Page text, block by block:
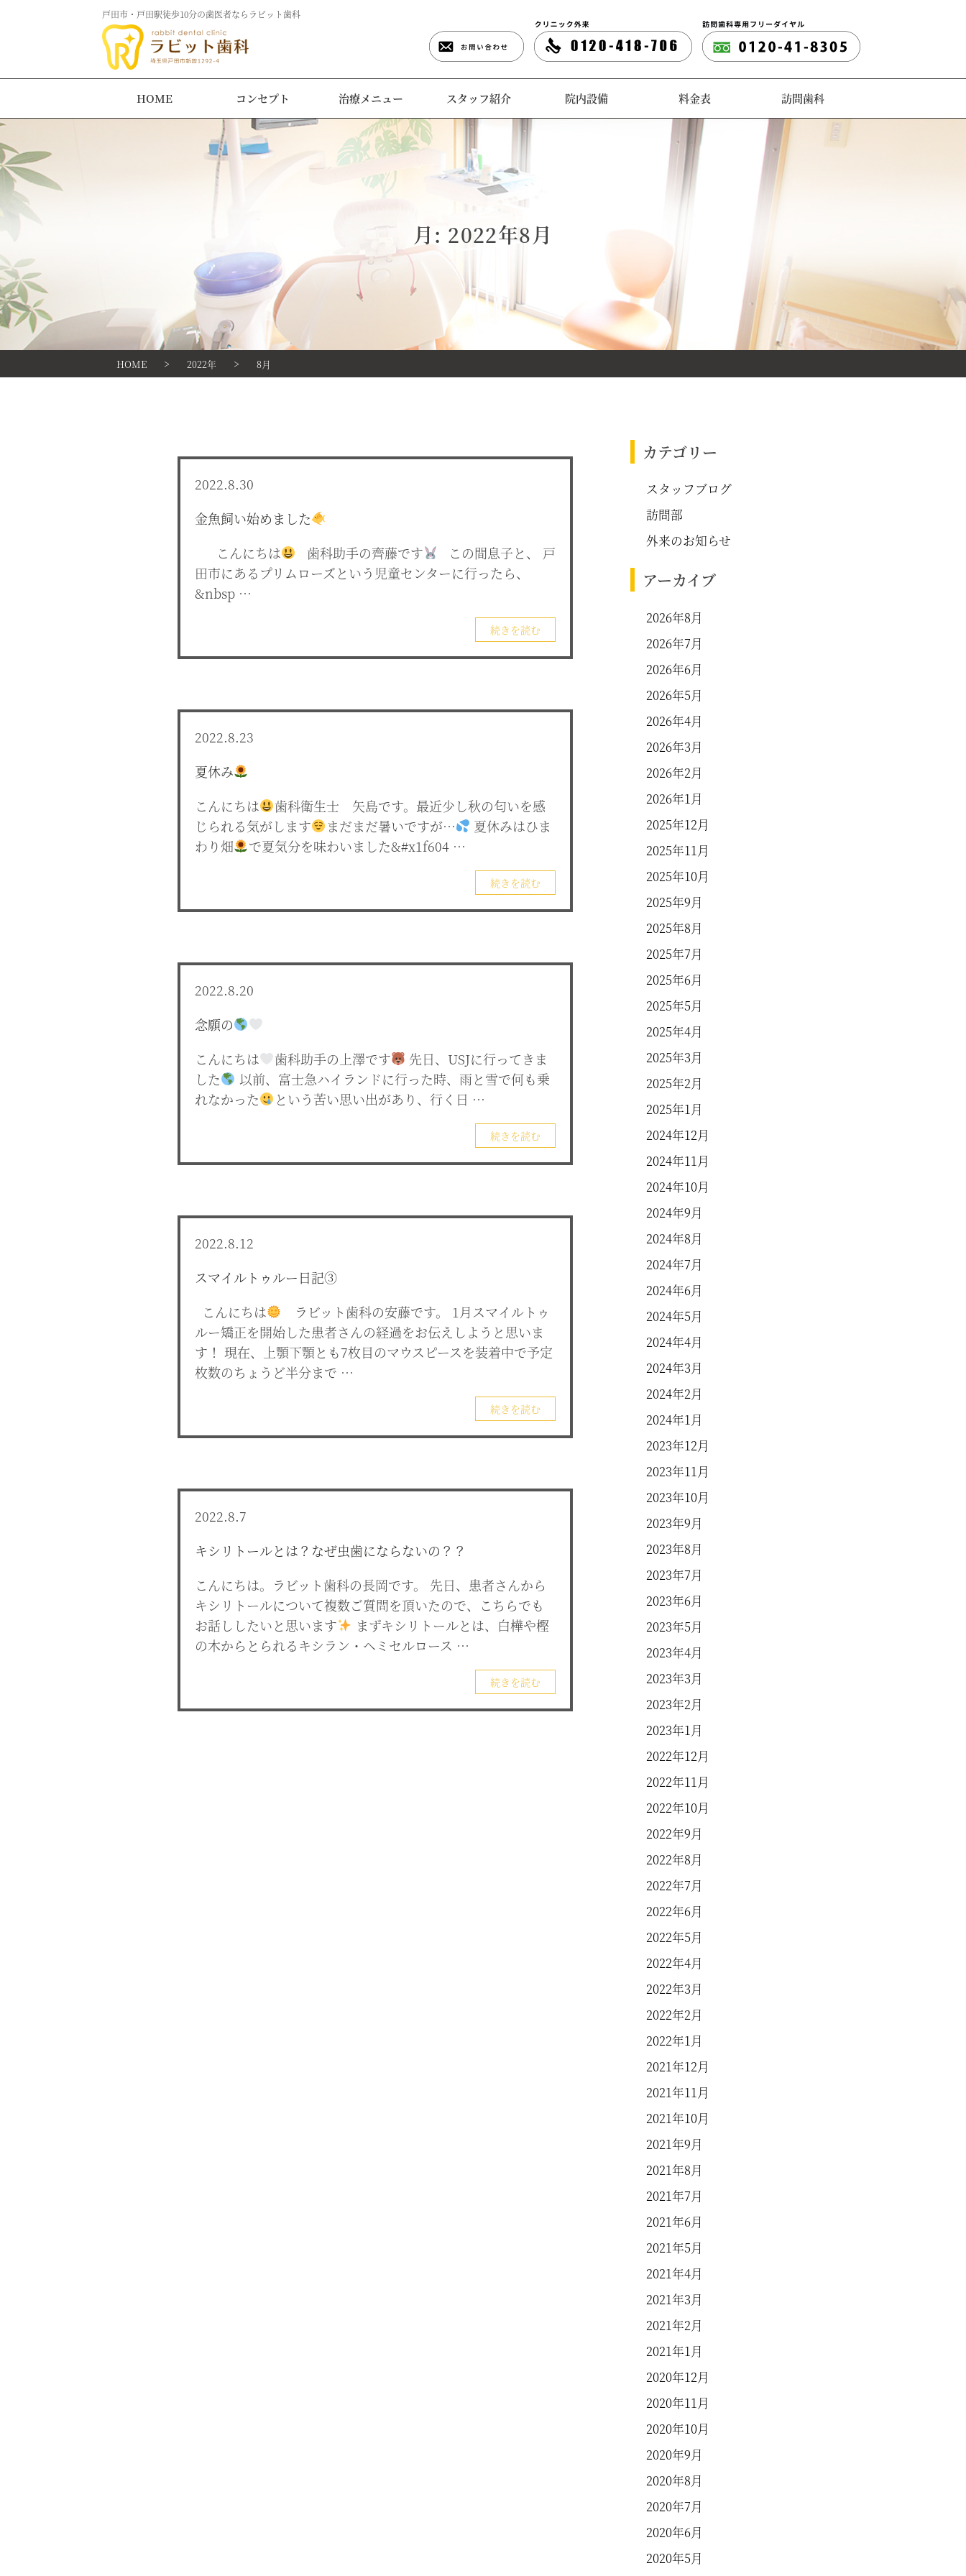
戸田市・戸田駅徒歩10分の歯医者ならラビット歯科
HOME コンセプト 治療メニュー スタッフ紹介 院内設備 料金表 訪問歯科
月: 2022年8月
HOME > 2022年 > 8月
2022.8.30
金魚飼い始めました
こんにちは
歯科助手の齊藤です
この間息子と、 戸
田市にあるプリムローズという児童センターに行ったら、
&nbsp …
続きを読む
2022.8.23
夏休み
こんにちは
歯科衛生士 矢島です。最近少し秋の匂いを感
じられる気がします
まだまだ暑いですが…
夏休みはひま
わり畑
で夏気分を味わいました&#x1f604 …
続きを読む
2022.8.20
念願の
こんにちは
歯科助手の上澤です
先日、USJに行ってきま
した
以前、富士急ハイランドに行った時、雨と雪で何も乗
れなかった
という苦い思い出があり、行く日 …
続きを読む
2022.8.12
スマイルトゥルー日記③
こんにちは
ラビット歯科の安藤です。 1月スマイルトゥ
ルー矯正を開始した患者さんの経過をお伝えしようと思いま
す！ 現在、上顎下顎とも7枚目のマウスピースを装着中で予定
枚数のちょうど半分まで …
続きを読む
2022.8.7
キシリトールとは？なぜ虫歯にならないの？？
こんにちは。ラビット歯科の長岡です。 先日、患者さんから
キシリトールについて複数ご質問を頂いたので、こちらでも
お話ししたいと思います
まずキシリトールとは、白樺や樫
の木からとられるキシラン・ヘミセルロース …
続きを読む
カテゴリー
スタッフブログ
訪問部
外来のお知らせ
アーカイブ
2026年8月
2026年7月
2026年6月
2026年5月
2026年4月
2026年3月
2026年2月
2026年1月
2025年12月
2025年11月
2025年10月
2025年9月
2025年8月
2025年7月
2025年6月
2025年5月
2025年4月
2025年3月
2025年2月
2025年1月
2024年12月
2024年11月
2024年10月
2024年9月
2024年8月
2024年7月
2024年6月
2024年5月
2024年4月
2024年3月
2024年2月
2024年1月
2023年12月
2023年11月
2023年10月
2023年9月
2023年8月
2023年7月
2023年6月
2023年5月
2023年4月
2023年3月
2023年2月
2023年1月
2022年12月
2022年11月
2022年10月
2022年9月
2022年8月
2022年7月
2022年6月
2022年5月
2022年4月
2022年3月
2022年2月
2022年1月
2021年12月
2021年11月
2021年10月
2021年9月
2021年8月
2021年7月
2021年6月
2021年5月
2021年4月
2021年3月
2021年2月
2021年1月
2020年12月
2020年11月
2020年10月
2020年9月
2020年8月
2020年7月
2020年6月
2020年5月